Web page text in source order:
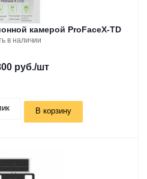
камерой ProFaceX-TD
в наличии
руб./шт
В корзину